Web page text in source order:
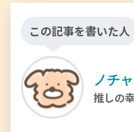
この記事を書いた人
ノチ
推しの